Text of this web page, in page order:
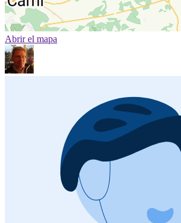
Abrir el mapa